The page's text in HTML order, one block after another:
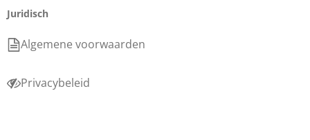
Juridisch
Algemene voorwaarden
Privacybeleid